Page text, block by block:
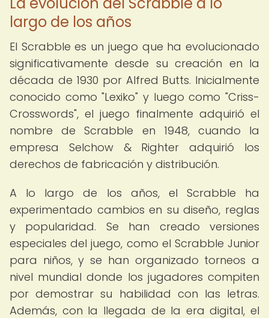
largo de los años
El Scrabble es un juego que ha evolucionado
significativamente desde su creación en la
década de 1930 por Alfred Butts. Inicialmente
conocido como "Lexiko" y luego como "Criss-
Crosswords", el juego finalmente adquirió el
nombre de Scrabble en 1948, cuando la
empresa Selchow & Righter adquirió los
derechos de fabricación y distribución.
A lo largo de los años, el Scrabble ha
experimentado cambios en su diseño, reglas
y popularidad. Se han creado versiones
especiales del juego, como el Scrabble Junior
para niños, y se han organizado torneos a
nivel mundial donde los jugadores compiten
por demostrar su habilidad con las letras.
Además, con la llegada de la era digital, el